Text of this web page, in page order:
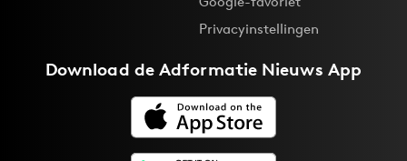
Privacyinstellingen
Download deAdformatie Nieuws App